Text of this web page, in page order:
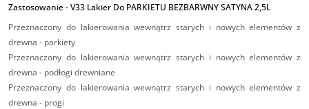
Zastosowanie - V33 Lakier Do PARKIETU BEZBARWNY SATYNA 2,5L
Przeznaczony do lakierowania wewnątrz starych i nowych elementów z
drewna - parkiety
Przeznaczony do lakierowania wewnątrz starych i nowych elementów z
drewna - podłogi drewniane
Przeznaczony do lakierowania wewnątrz starych i nowych elementów z
drewna - progi